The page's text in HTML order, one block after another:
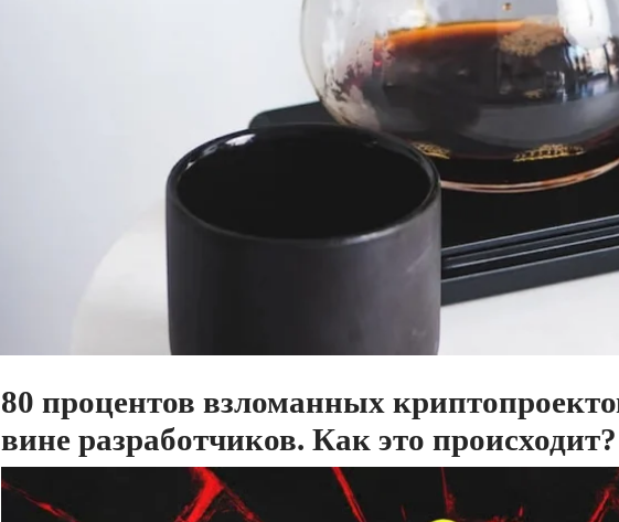
80 процентов взломанных
вине разработчиков. Как это происходит?